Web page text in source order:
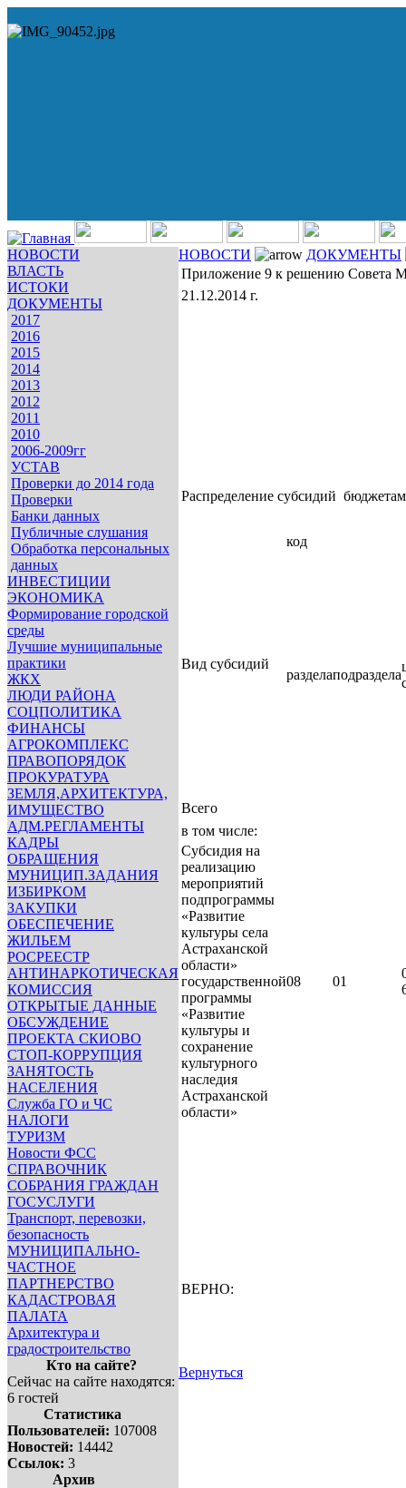
НОВОСТИ
ВЛАСТЬ
ИСТОКИ
ДОКУМЕНТЫ
2017
2016
2015
2014
2013
2012
2011
2010
2006-2009гг
УСТАВ
Проверки до 2014 года
Проверки
Банки данных
Публичные слушания
Обработка персональных
данных
ИНВЕСТИЦИИ
ЭКОНОМИКА
Формирование городской
среды
Лучшие муниципальные
практики
ЖКХ
ЛЮДИ РАЙОНА
СОЦПОЛИТИКА
ФИНАНСЫ
АГРОКОМПЛЕКС
ПРАВОПОРЯДОК
ПРОКУРАТУРА
ЗЕМЛЯ,АРХИТЕКТУРА,
ИМУЩЕСТВО
АДМ.РЕГЛАМЕНТЫ
КАДРЫ
ОБРАЩЕНИЯ
МУНИЦИП.ЗАДАНИЯ
ИЗБИРКОМ
ЗАКУПКИ
ОБЕСПЕЧЕНИЕ
ЖИЛЬЕМ
РОСРЕЕСТР
АНТИНАРКОТИЧЕСКАЯ
КОМИССИЯ
ОТКРЫТЫЕ ДАННЫЕ
ОБСУЖДЕНИЕ
ПРОЕКТА СКИОВО
СТОП-КОРРУПЦИЯ
ЗАНЯТОСТЬ
НАСЕЛЕНИЯ
Служба ГО и ЧС
НАЛОГИ
ТУРИЗМ
Новости ФСС
СПРАВОЧНИК
СОБРАНИЯ ГРАЖДАН
ГОСУСЛУГИ
Транспорт, перевозки,
безопасность
МУНИЦИПАЛЬНО-
ЧАСТНОЕ
ПАРТНЕРСТВО
КАДАСТРОВАЯ
ПАЛАТА
Архитектура и
градостроительство
Кто на сайте?
Сейчас на сайте находятся:
6 гостей
Статистика
Пользователей: 107008
Новостей: 14442
Ссылок: 3
Архив
НОВОСТИ
ДОКУМЕНТЫ
Приложение 9 к решению Совета
21.12.2014 г.
Распределение субсидий
Вид субсидий
код
разделаподраздела
Всего
в том числе:
Субсидия на
реализацию
мероприятий
подпрограммы
«Развитие
культуры села
Астраханской
области»
государственной
программы
«Развитие
культуры и
сохранение
культурного
наследия
Астраханской
области»
08 01
ВЕРНО:
Вернуться